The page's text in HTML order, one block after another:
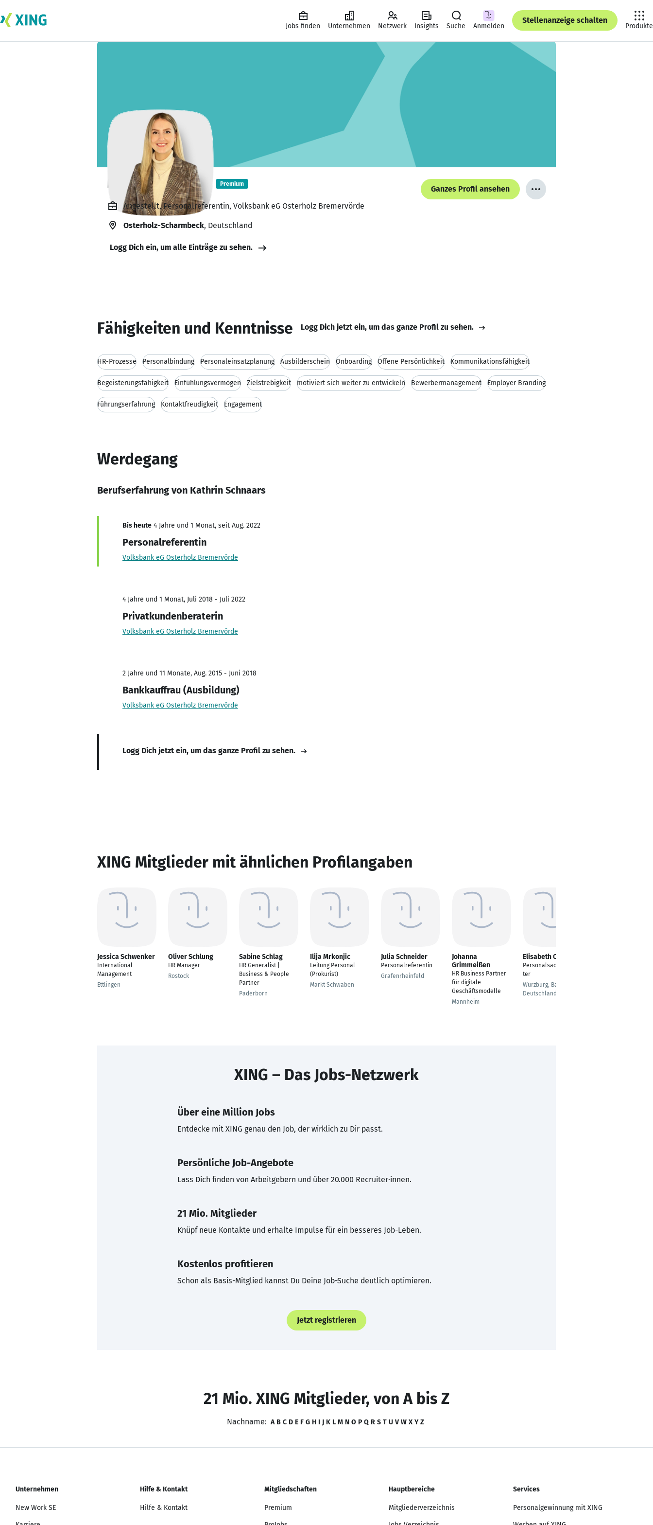
Jobs finden Unternehmen Netzwerk Insights Suche Anmelden
Stellenanzeige schalten
Produkte
Kathrin Schnaars Premium
Ganzes Profil ansehen
Angestellt, Personalreferentin, Volksbank eG Osterholz Bremervörde
Osterholz-Scharmbeck, Deutschland
Logg Dich ein, um alle Einträge zu sehen.
Fähigkeiten und Kenntnisse Logg Dich jetzt ein, um das ganze Profil zu sehen.
HR-Prozesse Personalbindung Personaleinsatzplanung Ausbilderschein Onboarding Offene Persönlichkeit Kommunikationsfähigkeit
Begeisterungsfähigkeit Einfühlungsvermögen Zielstrebigkeit motiviert sich weiter zu entwickeln Bewerbermanagement Employer Branding
Führungserfahrung Kontaktfreudigkeit Engagement
Werdegang
Berufserfahrung von Kathrin Schnaars
Bis heute 4 Jahre und 1 Monat, seit Aug. 2022
Personalreferentin
Volksbank eG Osterholz Bremervörde
4 Jahre und 1 Monat, Juli 2018 - Juli 2022
Privatkundenberaterin
Volksbank eG Osterholz Bremervörde
2 Jahre und 11 Monate, Aug. 2015 - Juni 2018
Bankkauffrau (Ausbildung)
Volksbank eG Osterholz Bremervörde
Logg Dich jetzt ein, um das ganze Profil zu sehen.
XING Mitglieder mit ähnlichen Profilangaben
Jessica Schwenker
International
Management
Ettlingen
Oliver Schlung
HR Manager
Rostock
Sabine Schlag
HR Generalist |
Business & People
Partner
Paderborn
Ilija Mrkonjic
Leitung Personal
(Prokurist)
Markt Schwaben
Julia Schneider
Personalreferentin
Grafenrheinfeld
Johanna
Grimmeißen
HR Business Partner
für digitale
Geschäftsmodelle
Mannheim
Elisabeth Orth
Personalsachbearbei
ter
Würzburg, Bayern,
Deutschland
XING – Das Jobs-Netzwerk
Über eine Million Jobs
Entdecke mit XING genau den Job, der wirklich zu Dir passt.
Persönliche Job-Angebote
Lass Dich finden von Arbeitgebern und über 20.000 Recruiter·innen.
21 Mio. Mitglieder
Knüpf neue Kontakte und erhalte Impulse für ein besseres Job-Leben.
Kostenlos profitieren
Schon als Basis-Mitglied kannst Du Deine Job-Suche deutlich optimieren.
Jetzt registrieren
21 Mio. XING Mitglieder, von A bis Z
Nachname: A B C D E F G H I J K L M N O P Q R S T U V W X Y Z
Unternehmen
New Work SE
Hilfe & Kontakt
Hilfe & Kontakt
Mitgliedschaften
Premium
Hauptbereiche
Mitgliederverzeichnis
Services
Personalgewinnung mit XING